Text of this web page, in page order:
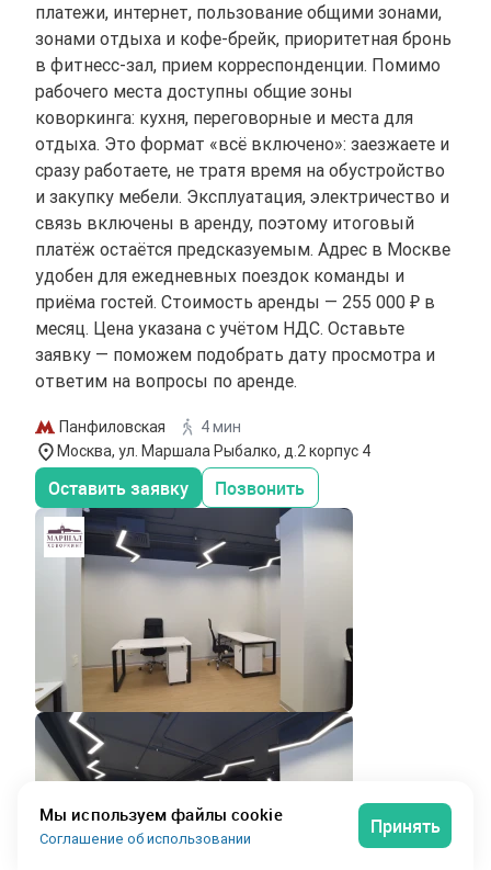
платежи, интернет, пользование общими зонами,
зонами отдыха и кофе-брейк, приоритетная бронь
в фитнесс-зал, прием корреспонденции. Помимо
рабочего места доступны общие зоны
коворкинга: кухня, переговорные и места для
отдыха. Это формат «всё включено»: заезжаете и
сразу работаете, не тратя время на обустройство
и закупку мебели. Эксплуатация, электричество и
связь включены в аренду, поэтому итоговый
платёж остаётся предсказуемым. Адрес в Москве
удобен для ежедневных поездок команды и
приёма гостей. Стоимость аренды — 255 000 ₽ в
месяц. Цена указана с учётом НДС. Оставьте
заявку — поможем подобрать дату просмотра и
ответим на вопросы по аренде.
Панфиловская
4 мин
Москва, ул. Маршала Рыбалко, д.2 корпус 4
Оставить заявку Позвонить
Мы используем файлы cookie
Соглашение об использовании
Принять